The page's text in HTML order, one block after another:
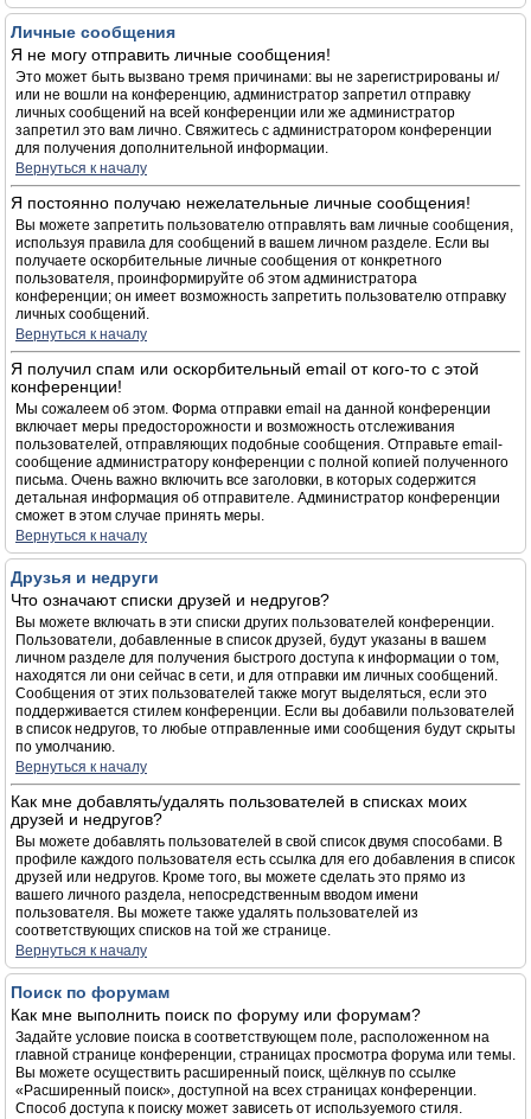
Личные сообщения
Я не могу отправить личные сообщения!
Это может быть вызвано тремя причинами: вы не зарегистрированы и/
или не вошли на конференцию, администратор запретил отправку
личных сообщений на всей конференции или же администратор
запретил это вам лично. Свяжитесь с администратором конференции
для получения дополнительной информации.
Вернуться к началу
Я постоянно получаю нежелательные личные сообщения!
Вы можете запретить пользователю отправлять вам личные сообщения,
используя правила для сообщений в вашем личном разделе. Если вы
получаете оскорбительные личные сообщения от конкретного
пользователя, проинформируйте об этом администратора
конференции; он имеет возможность запретить пользователю отправку
личных сообщений.
Вернуться к началу
Я получил спам или оскорбительный email от кого-то с этой
конференции!
Мы сожалеем об этом. Форма отправки email на данной конференции
включает меры предосторожности и возможность отслеживания
пользователей, отправляющих подобные сообщения. Отправьте email-
сообщение администратору конференции с полной копией полученного
письма. Очень важно включить все заголовки, в которых содержится
детальная информация об отправителе. Администратор конференции
сможет в этом случае принять меры.
Вернуться к началу
Друзья и недруги
Что означают списки друзей и недругов?
Вы можете включать в эти списки других пользователей конференции.
Пользователи, добавленные в список друзей, будут указаны в вашем
личном разделе для получения быстрого доступа к информации о том,
находятся ли они сейчас в сети, и для отправки им личных сообщений.
Сообщения от этих пользователей также могут выделяться, если это
поддерживается стилем конференции. Если вы добавили пользователей
в список недругов, то любые отправленные ими сообщения будут скрыты
по умолчанию.
Вернуться к началу
Как мне добавлять/удалять пользователей в списках моих
друзей и недругов?
Вы можете добавлять пользователей в свой список двумя способами. В
профиле каждого пользователя есть ссылка для его добавления в список
друзей или недругов. Кроме того, вы можете сделать это прямо из
вашего личного раздела, непосредственным вводом имени
пользователя. Вы можете также удалять пользователей из
соответствующих списков на той же странице.
Вернуться к началу
Поиск по форумам
Как мне выполнить поиск по форуму или форумам?
Задайте условие поиска в соответствующем поле, расположенном на
главной странице конференции, страницах просмотра форума или темы.
Вы можете осуществить расширенный поиск, щёлкнув по ссылке
«Расширенный поиск», доступной на всех страницах конференции.
Способ доступа к поиску может зависеть от используемого стиля.